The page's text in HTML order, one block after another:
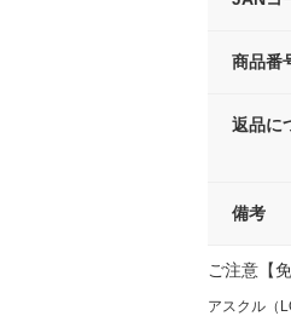
商品番
返品に
備考
ご注意【免
アスクル（